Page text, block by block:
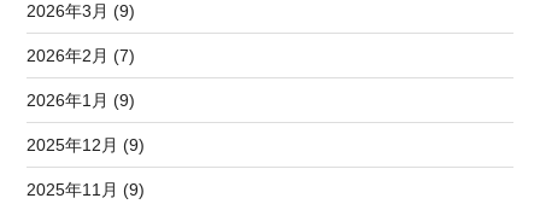
2026年3月 (9)
2026年2月 (7)
2026年1月 (9)
2025年12月 (9)
2025年11月 (9)